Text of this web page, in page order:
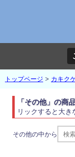
「その他」の商
リックすると大き
その他の中から
トップページ > カキク